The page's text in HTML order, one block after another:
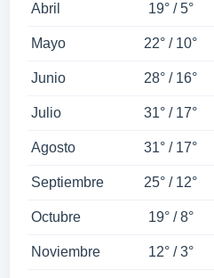
Abril 19° / 5°
Mayo 22° / 10°
Junio 28° / 16°
Julio 31° / 17°
Agosto 31° / 17°
Septiembre 25° / 12°
Octubre 19° / 8°
Noviembre 12° / 3°